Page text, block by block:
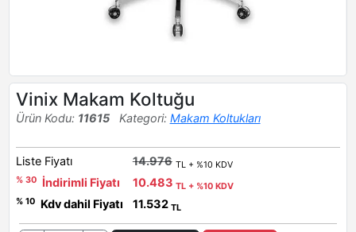
Vinix Makam Koltuğu
Ürün Kodu: 11615 Kategori: Makam Koltukları
Liste Fiyatı 14.976 TL + %10 KDV
% 30
İndirimli Fiyatı 10.483 TL + %10 KDV
% 10
Kdv dahil Fiyatı 11.532 TL